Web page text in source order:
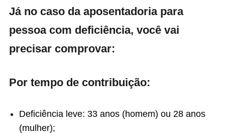
Já no caso da aposentadoria para
pessoa com deficiência, você vai
precisar comprovar:
Por tempo de contribuição:
Deficiência leve: 33 anos (homem) ou 28 anos
(mulher);